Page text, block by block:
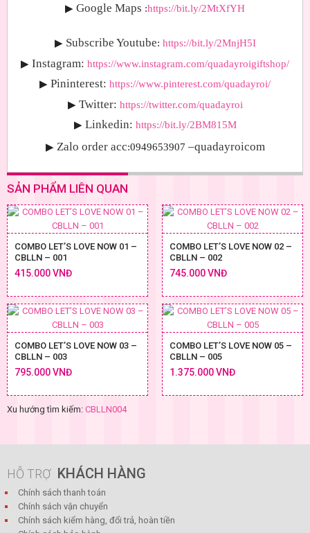
▶ Google Maps :https://bit.ly/2MtXfYH
▶ Subscribe Youtube: https://bit.ly/2MnjH5I
▶ Instagram: https://www.instagram.com/quadayroigiftshop/
▶ Pininterest: https://www.pinterest.com/quadayroi/
▶ Twitter: https://twitter.com/quadayroi
▶ Linkedin: https://bit.ly/2BM815M
▶ Zalo order acc:0949653907 –quadayroicom
SẢN PHẨM LIÊN QUAN
COMBO LET’S LOVE NOW 01 –
CBLLN – 001
415.000 VNĐ
COMBO LET’S LOVE NOW 02 –
CBLLN – 002
745.000 VNĐ
COMBO LET’S LOVE NOW 03 –
CBLLN – 003
795.000 VNĐ
COMBO LET’S LOVE NOW 05 –
CBLLN – 005
1.375.000 VNĐ
Xu hướng tìm kiếm: CBLLN004
HỖ TRỢ KHÁCH HÀNG
Chính sách thanh toán
Chính sách vận chuyển
Chính sách kiểm hàng, đổi trả, hoàn tiền